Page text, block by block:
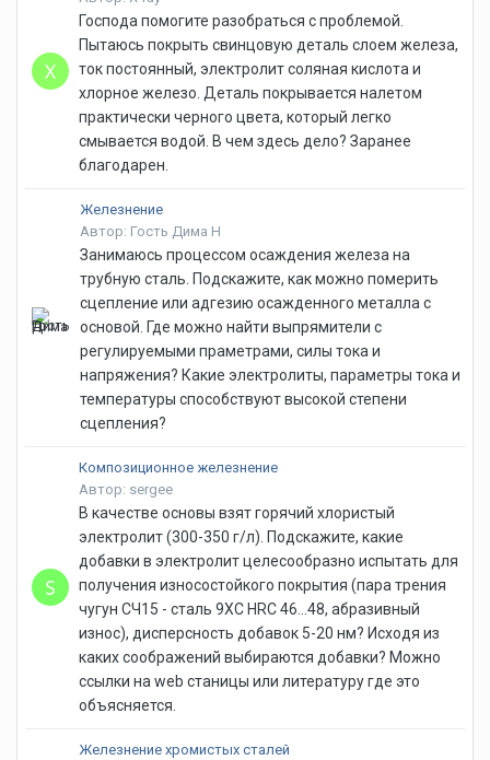
Господа помогите разобраться с проблемой.
Пытаюсь покрыть свинцовую деталь слоем железа,
ток постоянный, электролит соляная кислота и
хлорное железо. Деталь покрывается налетом
практически черного цвета, который легко
смывается водой. В чем здесь дело? Заранее
благодарен.
Железнение
Автор: Гость Дима Н
Занимаюсь процессом осаждения железа на
трубную сталь. Подскажите, как можно померить
сцепление или адгезию осажденного металла с
основой. Где можно найти выпрямители с
регулируемыми праметрами, силы тока и
напряжения? Какие электролиты, параметры тока и
температуры способствуют высокой степени
сцепления?
Композиционное железнение
Автор: sergee
В качестве основы взят горячий хлористый
электролит (300-350 г/л). Подскажите, какие
добавки в электролит целесообразно испытать для
получения износостойкого покрытия (пара трения
чугун СЧ15 - сталь 9ХС HRC 46...48, абразивный
износ), дисперсность добавок 5-20 нм? Исходя из
каких соображений выбираются добавки? Можно
ссылки на web станицы или литературу где это
объясняется.
Железнение хромистых сталей